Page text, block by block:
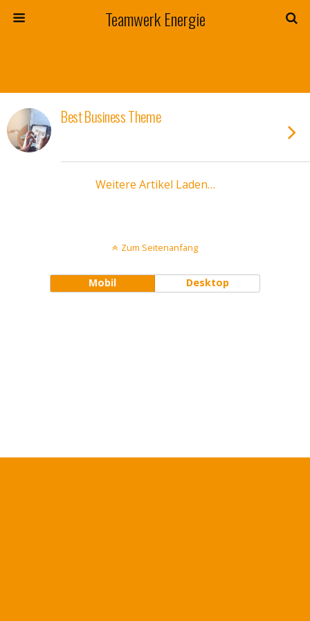
Teamwerk Energie
Best Business Theme
Weitere Artikel Laden…
Zum Seitenanfang
Mobil Desktop